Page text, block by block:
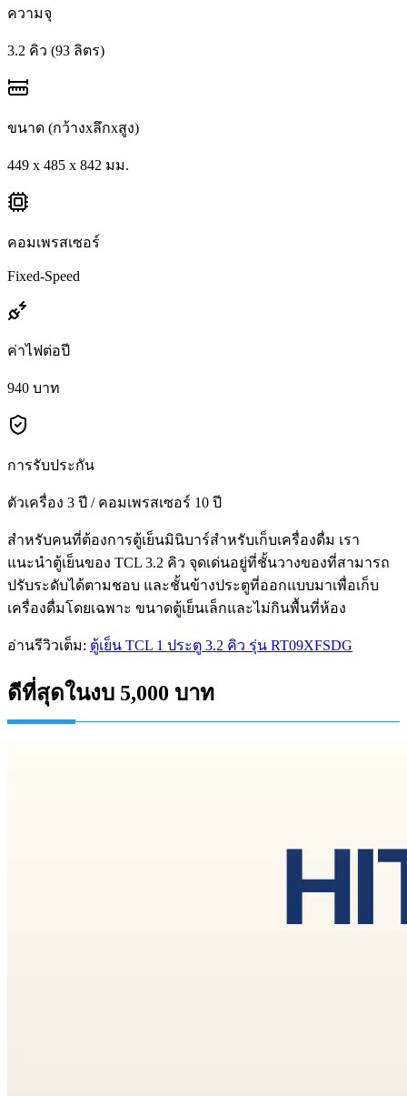
ความจุ
3.2 คิว (93 ลิตร)
ขนาด (กว้างxลึกxสูง)
449 x 485 x 842 มม.
คอมเพรสเซอร์
Fixed-Speed
ค่าไฟต่อปี
940 บาท
การรับประกัน
ตัวเครื่อง 3 ปี / คอมเพรสเซอร์ 10 ปี
สำหรับคนที่ต้องการตู้เย็นมินิบาร์สำหรับเก็บเครื่องดื่ม เรา
แนะนำตู้เย็นของ TCL 3.2 คิว จุดเด่นอยู่ที่ชั้นวางของที่สามารถ
ปรับระดับได้ตามชอบ และชั้นข้างประตูที่ออกแบบมาเพื่อเก็บ
เครื่องดื่มโดยเฉพาะ ขนาดตู้เย็นเล็กและไม่กินพื้นที่ห้อง
อ่านรีวิวเต็ม: ตู้เย็น TCL 1 ประตู 3.2 คิว รุ่น RT09XFSDG
ดีที่สุดในงบ 5,000 บาท